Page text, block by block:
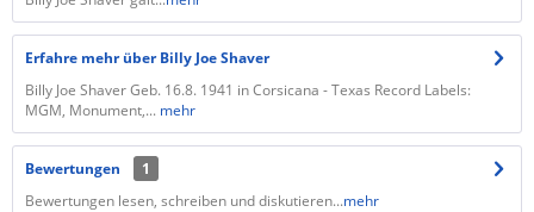
Erfahre mehr über Billy Joe Shaver
Billy Joe Shaver Geb. 16.8. 1941 in Corsicana - Texas Record Labels:
MGM, Monument,... mehr
Bewertungen
1
Bewertungen lesen, schreiben und diskutieren...mehr